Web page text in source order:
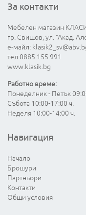
За контакти
Мебелен магазин
гр. Свищов, ул. "Акад.
е-майл:
тел 0885 155 991
www.klasik.bg
Работно време:
Понеделник - Петък
Събота 10:00-17:00 ч.
Неделя 10:00-14:00 ч.
Навигация
Начало
Брошури
Партньори
Контакти
Общи условия